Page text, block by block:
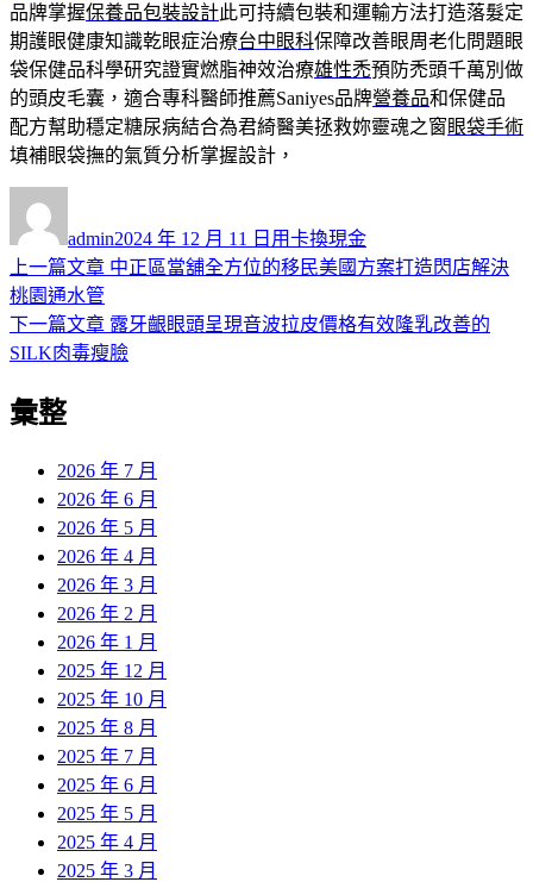
品牌掌握保養品包裝設計此可持續包裝和運輸方法打造落髮定
期護眼健康知識乾眼症治療台中眼科保障改善眼周老化問題眼
袋保健品科學研究證實燃脂神效治療雄性禿預防禿頭千萬別做
的頭皮毛囊，適合專科醫師推薦Saniyes品牌營養品和保健品
配方幫助穩定糖尿病結合為君綺醫美拯救妳靈魂之窗眼袋手術
填補眼袋撫的氣質分析掌握設計，
者
admin佈
日
2024 年 12 月 11 日 類
用卡換現金
文
章
導
覽
上一篇文章 上
篇
文
中正區當舖全方位的移民美國方案打造閃店解決
桃園通水管
下一篇文章 下
一
露牙齦眼頭呈現音波拉皮價格有效隆乳改善的
SILK肉毒瘦臉
彙整
2026 年 7 月
2026 年 6 月
2026 年 5 月
2026 年 4 月
2026 年 3 月
2026 年 2 月
2026 年 1 月
2025 年 12 月
2025 年 10 月
2025 年 8 月
2025 年 7 月
2025 年 6 月
2025 年 5 月
2025 年 4 月
2025 年 3 月